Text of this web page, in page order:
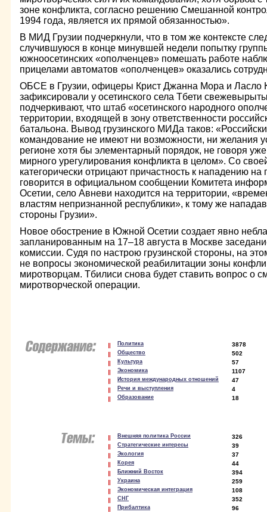
зоне конфликта, согласно решению Смешанной
1994 года, является их прямой обязанностью».
В МИД Грузии подчеркнули, что в том же контексте
случившуюся в конце минувшей недели попытку
южноосетинских «ополченцев» помешать работе
прицелами автоматов «ополченцев» оказались
ОБСЕ в Грузии, офицеры Крист Джанна Мора и Ласло
зафиксировали у осетинского села Тбети
подчеркивают, что штаб «осетинского народного
территории, входящей в зону ответственности
батальона. Вывод грузинского МИДа таков:
командование не имеют ни возможности, ни желания
регионе хотя бы элементарный порядок, не говоря
мирного урегулирования конфликта в целом». Со
категорически отрицают причастность к нападению на
говорится в официальном сообщении Комитета
Осетии, село Авневи находится на территории,
властям непризнанной республики», к тому же
стороны Грузии».
Новое обострение в Южной Осетии создает явно
запланированным на 17–18 августа в Москве
комиссии. Судя по настрою грузинской стороны, на
не вопросы экономической реабилитации зоны
миротворцам. Тбилиси снова будет ставить вопрос о
миротворческой операции.
Политика 3878
Общество 502
Культура 57
Экономика 1107
История международных отношений 47
Речи и выступления 4
Образование 18
Внешняя политика России 326
Стратегические интересы 39
Экология 37
Корея 44
Ближний Восток 394
Украина 259
Экономическая интеграция 108
СНГ 352
Прибалтика 96